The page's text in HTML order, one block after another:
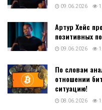
09.06.2026
Артур Хейс
позитивных
09.06.2026
По словам
отношении
ситуацию!
08.06.2026